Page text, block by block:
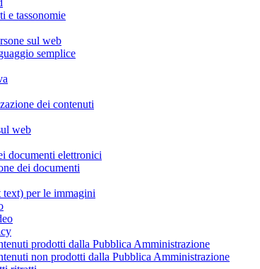
e tassonomie
sul web
semplice
dei contenuti
web
documenti elettronici
dei documenti
text) per le immagini
prodotti dalla Pubblica Amministrazione
non prodotti dalla Pubblica Amministrazione